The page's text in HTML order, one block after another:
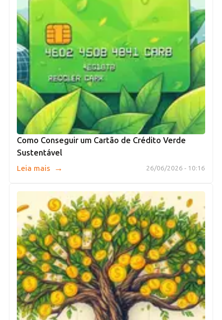
Como Conseguir um Cartão de Crédito Verde
Sustentável
26/06/2026 - 10:16
Leia mais →